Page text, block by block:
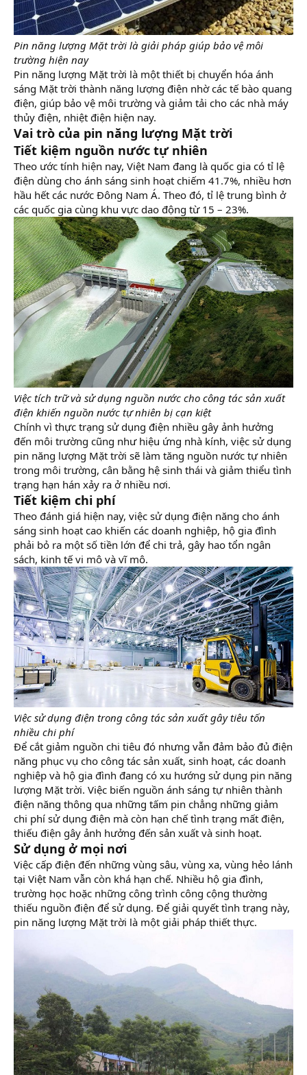
Pin năng lượng Mặt trời là giải pháp giúp bảo vệ môi
trường hiện nay
Pin năng lượng Mặt trời là một thiết bị chuyển hóa ánh
sáng Mặt trời thành năng lượng điện nhờ các tế bào quang
điện, giúp bảo vệ môi trường và giảm tải cho các nhà máy
thủy điện, nhiệt điện hiện nay.
Vai trò của pin năng lượng Mặt trời
Tiết kiệm nguồn nước tự nhiên
Theo ước tính hiện nay, Việt Nam đang là quốc gia có tỉ lệ
điện dùng cho ánh sáng sinh hoạt chiếm 41.7%, nhiều hơn
hầu hết các nước Đông Nam Á. Theo đó, tỉ lệ trung bình ở
các quốc gia cùng khu vực dao động từ 15 – 23%.
Việc tích trữ và sử dụng nguồn nước cho công tác sản xuất
điện khiến nguồn nước tự nhiên bị cạn kiệt
Chính vì thực trạng sử dụng điện nhiều gây ảnh hưởng
đến môi trường cũng như hiệu ứng nhà kính, việc sử dụng
pin năng lượng Mặt trời sẽ làm tăng nguồn nước tự nhiên
trong môi trường, cân bằng hệ sinh thái và giảm thiểu tình
trạng hạn hán xảy ra ở nhiều nơi.
Tiết kiệm chi phí
Theo đánh giá hiện nay, việc sử dụng điện năng cho ánh
sáng sinh hoạt cao khiến các doanh nghiệp, hộ gia đình
phải bỏ ra một số tiền lớn để chi trả, gây hao tổn ngân
sách, kinh tế vi mô và vĩ mô.
Việc sử dụng điện trong công tác sản xuất gây tiêu tốn
nhiều chi phí
Để cắt giảm nguồn chi tiêu đó nhưng vẫn đảm bảo đủ điện
năng phục vụ cho công tác sản xuất, sinh hoạt, các doanh
nghiệp và hộ gia đình đang có xu hướng sử dụng pin năng
lượng Mặt trời. Việc biến nguồn ánh sáng tự nhiên thành
điện năng thông qua những tấm pin chẳng những giảm
chi phí sử dụng điện mà còn hạn chế tình trạng mất điện,
thiếu điện gây ảnh hưởng đến sản xuất và sinh hoạt.
Sử dụng ở mọi nơi
Việc cấp điện đến những vùng sâu, vùng xa, vùng hẻo lánh
tại Việt Nam vẫn còn khá hạn chế. Nhiều hộ gia đình,
trường học hoặc những công trình công cộng thường
thiếu nguồn điện để sử dụng. Để giải quyết tình trạng này,
pin năng lượng Mặt trời là một giải pháp thiết thực.